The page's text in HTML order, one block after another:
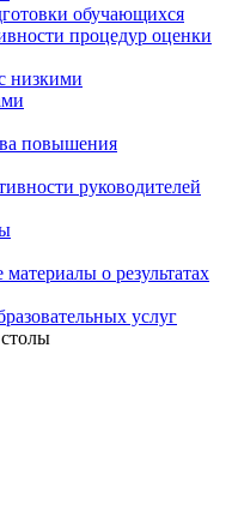
обучающихся
процедур оценки
низкими
повышения
руководителей
о результатах
услуг